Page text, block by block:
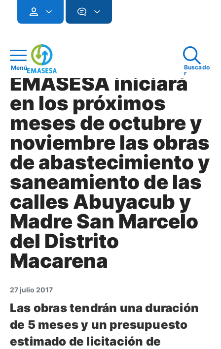
Menú
Buscado
r
EMASESA iniciará
en los próximos
meses de octubre y
noviembre las obras
de abastecimiento y
saneamiento de las
calles Abuyacub y
Madre San Marcelo
del Distrito
Macarena
27 julio 2017
Las obras tendrán una duración
de 5 meses y un presupuesto
estimado de licitación de